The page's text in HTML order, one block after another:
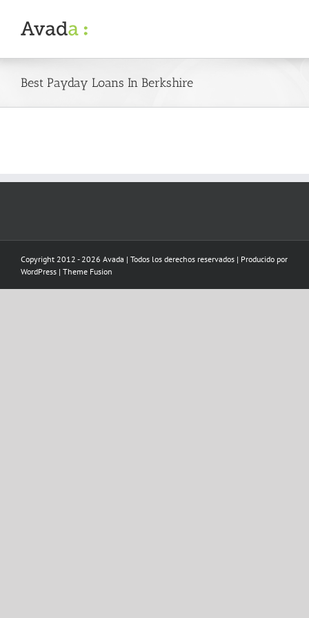
content
Best Payday Loans In Berkshire
Copyright 2012 - 2026 Avada | Todos los derechos reservados | Producido por
WordPress | Theme Fusion